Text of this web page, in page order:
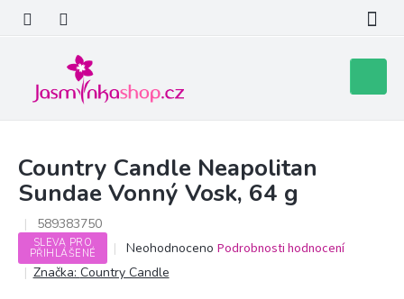
obsah
košík
Country Candle Neapolitan
Sundae Vonný Vosk, 64 g
589383750
SLEVA PRO
PŘIHLÁŠENÉ
Průměrné
hodnocení
produktu
Neohodnoceno Podrobnosti hodnocení
Značka: Country Candle